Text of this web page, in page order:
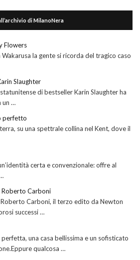
di MilanoNera
Flowers
la gente si ricorda del tragico caso
Slaughter
di bestseller Karin Slaughter ha
un …
perfetto
su una spettrale collina nel Kent, dove il
certa e convenzionale: offre al
Roberto Carboni
Carboni, il terzo edito da Newton
successi …
perfetta, una casa bellissima e un sofisticato
qualcosa …